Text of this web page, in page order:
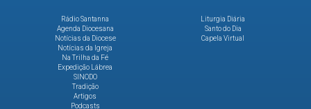
Rádio Santanna
Agenda Diocesana
Notícias da Diocese
Notícias da Igreja
Na Trilha da Fé
Expedição Lábrea
SINODO
Tradição
Artigos
Podcasts
Liturgia Diária
Santo do Dia
Capela Virtual